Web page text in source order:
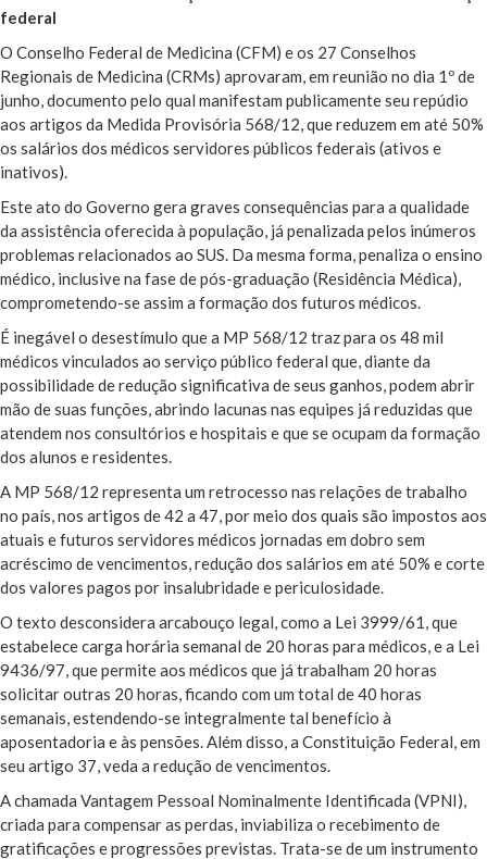
federal
O Conselho Federal de Medicina (CFM) e os 27 Conselhos
Regionais de Medicina (CRMs) aprovaram, em reunião no dia 1º de
junho, documento pelo qual manifestam publicamente seu repúdio
aos artigos da Medida Provisória 568/12, que reduzem em até 50%
os salários dos médicos servidores públicos federais (ativos e
inativos).
Este ato do Governo gera graves consequências para a qualidade
da assistência oferecida à população, já penalizada pelos inúmeros
problemas relacionados ao SUS. Da mesma forma, penaliza o ensino
médico, inclusive na fase de pós-graduação (Residência Médica),
comprometendo-se assim a formação dos futuros médicos.
É inegável o desestímulo que a MP 568/12 traz para os 48 mil
médicos vinculados ao serviço público federal que, diante da
possibilidade de redução significativa de seus ganhos, podem abrir
mão de suas funções, abrindo lacunas nas equipes já reduzidas que
atendem nos consultórios e hospitais e que se ocupam da formação
dos alunos e residentes.
A MP 568/12 representa um retrocesso nas relações de trabalho
no país, nos artigos de 42 a 47, por meio dos quais são impostos aos
atuais e futuros servidores médicos jornadas em dobro sem
acréscimo de vencimentos, redução dos salários em até 50% e corte
dos valores pagos por insalubridade e periculosidade.
O texto desconsidera arcabouço legal, como a Lei 3999/61, que
estabelece carga horária semanal de 20 horas para médicos, e a Lei
9436/97, que permite aos médicos que já trabalham 20 horas
solicitar outras 20 horas, ficando com um total de 40 horas
semanais, estendendo-se integralmente tal benefício à
aposentadoria e às pensões. Além disso, a Constituição Federal, em
seu artigo 37, veda a redução de vencimentos.
A chamada Vantagem Pessoal Nominalmente Identificada (VPNI),
criada para compensar as perdas, inviabiliza o recebimento de
gratificações e progressões previstas. Trata-se de um instrumento